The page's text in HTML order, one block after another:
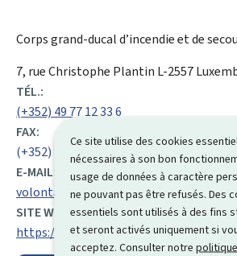
Ce site utilise des cookies
nécessaires à son bon
usage de données à caractère
ne pouvant pas être refusés. Des
essentiels sont utilisés à des fins
et seront activés uniquement si
acceptez. Consulter notre
Corps grand-ducal d’incendie et de
ADRESSE
:
7, rue Christophe Plantin L-2557
TÉL.:
(+352) 49 77 12 33 6
FAX:
(+352) 49 77 17 71
E-MAIL:
volontariat@cgdis.lu
SITE WEB :
https://112.public.lu/fr.html